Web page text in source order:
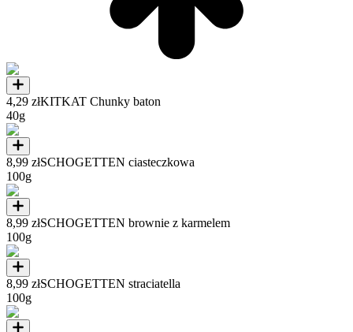
4,29 złKITKAT Chunky baton
40g
8,99 złSCHOGETTEN ciasteczkowa
100g
8,99 złSCHOGETTEN brownie z karmelem
100g
8,99 złSCHOGETTEN straciatella
100g